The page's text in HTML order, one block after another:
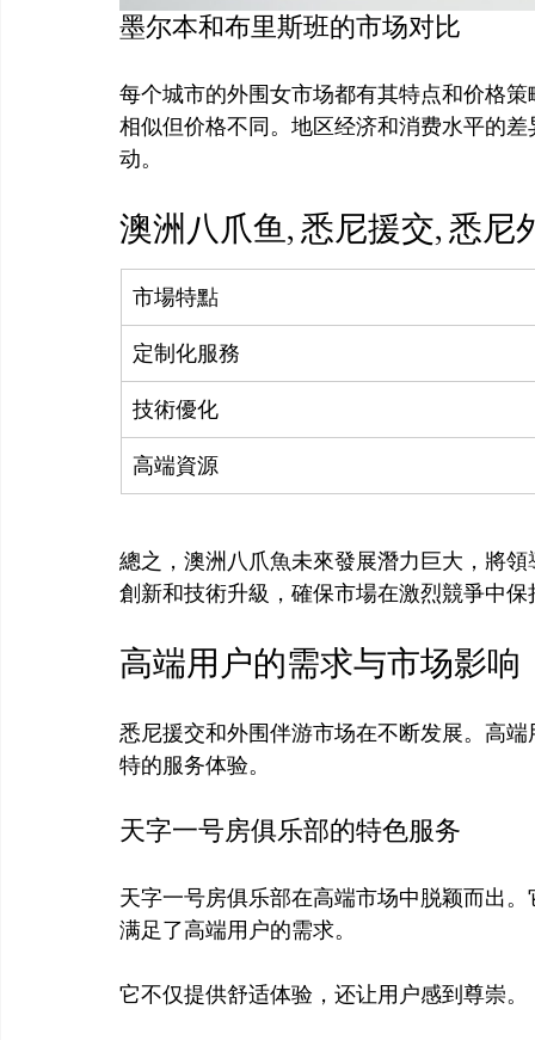
墨尔本和布里斯班的市场对比
每个城市的外围女市场都有其特点和价格
相似但价格不同。地区经济和消费水平的
澳洲八爪鱼, 悉尼援交, 悉尼
市場特點
定制化服務
技術優化
高端資源
總之，澳洲八爪魚未來發展潛力巨大，將
高端用户的需求与市场影响
悉尼援交和外围伴游市场在不断发展。高
天字一号房俱乐部的特色服务
天字一号房俱乐部在高端市场中脱颖而出
满足了高端用户的需求。